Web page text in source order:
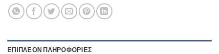
ΕΠΙΠΛΈΟΝ ΠΛΗΡΟΦΟΡΊΕΣ